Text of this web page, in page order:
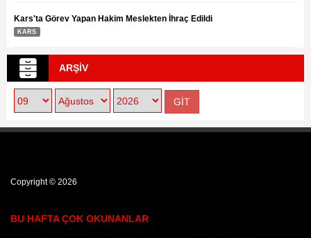
Kars'ta Görev Yapan Hakim Meslekten İhraç Edildi
KARS
ARŞİV
Copyright © 2026
BU HAFTA ÇOK OKUNANLAR